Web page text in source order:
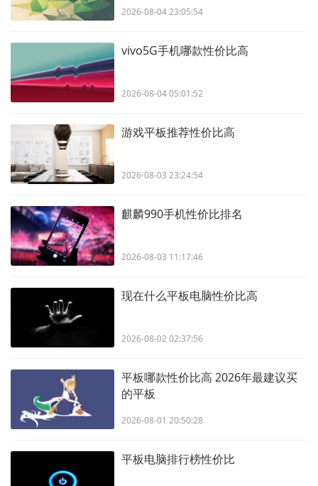
2026-08-04 23:05:54
vivo5G手机哪款性价比高
2026-08-04 05:01:52
游戏平板推荐性价比高
2026-08-03 23:24:54
麒麟990手机性价比排名
2026-08-03 11:17:46
现在什么平板电脑性价比高
2026-08-02 02:37:56
平板哪款性价比高 2026年最建议买
的平板
2026-08-01 20:50:28
平板电脑排行榜性价比